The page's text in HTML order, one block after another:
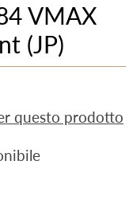
VMAX
(JP)
questo prodotto